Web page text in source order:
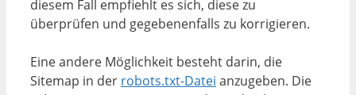
diesem Fall empfiehlt es sich, diese zu
überprüfen und gegebenenfalls zu korrigieren.
Eine andere Möglichkeit besteht darin, die
Sitemap in der robots.txt-Datei anzugeben. Die